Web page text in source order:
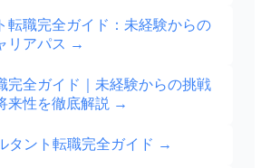
転職完全ガイド：未経験からの
リアパス →
完全ガイド｜未経験からの挑戦
来性を徹底解説 →
タント転職完全ガイド →